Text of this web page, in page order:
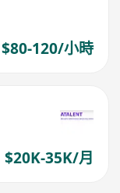
$80-120/小時
$20K-35K/月